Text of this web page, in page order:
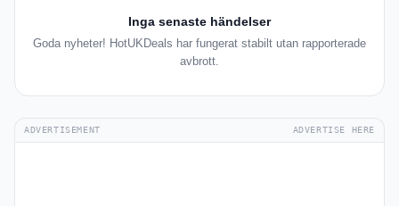
Inga senaste händelser
Goda nyheter! HotUKDeals har fungerat stabilt utan rapporterade
avbrott.
ADVERTISEMENT ADVERTISE HERE